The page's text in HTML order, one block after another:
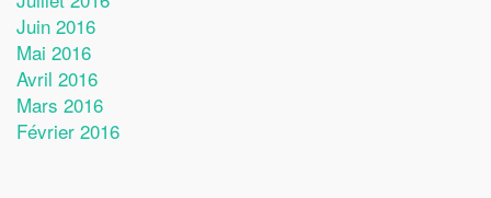
Juin 2016
Mai 2016
Avril 2016
Mars 2016
Février 2016